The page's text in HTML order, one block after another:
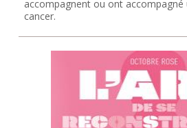
accompagnent ou ont
cancer.